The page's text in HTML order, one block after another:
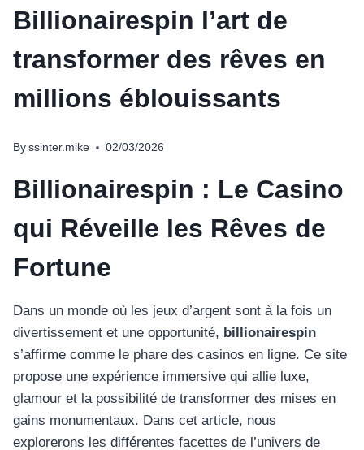
อุปกรณ์เสริมโทรศัพท์
สินค้าตามแบรนด์
Billionairespin l’art de
transformer des rêves en
millions éblouissants
By ssinter.mike 02/03/2026
Billionairespin : Le Casino
qui Réveille les Rêves de
Fortune
Dans un monde où les jeux d’argent sont à la fois un
divertissement et une opportunité, billionairespin
s’affirme comme le phare des casinos en ligne. Ce site
propose une expérience immersive qui allie luxe,
glamour et la possibilité de transformer des mises en
gains monumentaux. Dans cet article, nous
explorerons les différentes facettes de l’univers de